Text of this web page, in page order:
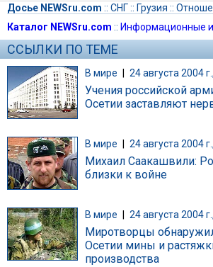
Досье NEWSru.com :: СНГ:: Грузия ::
Каталог NEWSru.com :: Информационные
ССЫЛКИ ПО ТЕМЕ
В мире | 24 августа 2004 г.,
Учения российской
Осетии заставляют
В мире 24 августа 2004 г.,
Михаил Саакашвили:
близки к войне
В мире 24 августа 2004 г.,
Миротворцы
Осетии мины и
производства